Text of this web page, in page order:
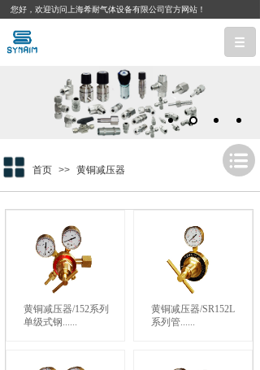
您好，欢迎访问上海希耐气体设备有限公司官方网站！
首页 >> 黄铜减压器
黄铜减压器/152系列
单级式钢......
黄铜减压器/SR152L
系列管......